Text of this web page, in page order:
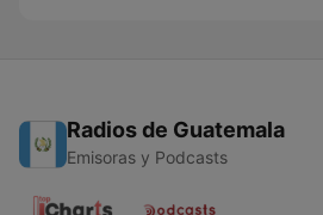
Radios de Guatemala
Emisoras y Podcasts